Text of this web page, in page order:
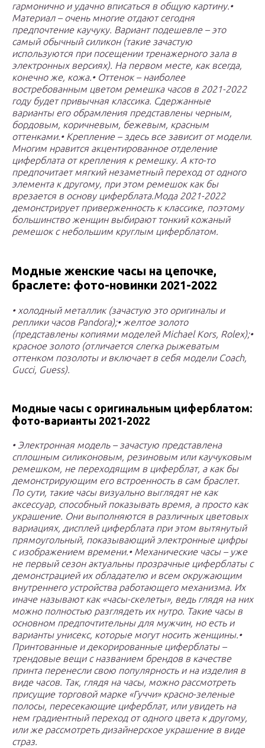
гармонично и удачно вписаться в общую картину.•
Материал – очень многие отдают сегодня
предпочтение каучуку. Вариант подешевле – это
самый обычный силикон (такие зачастую
используются при посещении тренажерного зала в
электронных версиях). На первом месте, как всегда,
конечно же, кожа.• Оттенок – наиболее
востребованным цветом ремешка часов в 2021-2022
году будет привычная классика. Сдержанные
варианты его обрамления представлены черным,
бордовым, коричневым, бежевым, красным
оттенками.• Крепление – здесь все зависит от модели.
Многим нравится акцентированное отделение
циферблата от крепления к ремешку. А кто-то
предпочитает мягкий незаметный переход от одного
элемента к другому, при этом ремешок как бы
врезается в основу циферблата.Мода 2021-2022
демонстрирует приверженность к классике, поэтому
большинство женщин выбирают тонкий кожаный
ремешок с небольшим круглым циферблатом.
Модные женские часы на цепочке,
браслете: фото-новинки 2021-2022
• холодный металлик (зачастую это оригиналы и
реплики часов Pandora);• желтое золото
(представлены копиями моделей Michael Kors, Rolex);•
красное золото (отличается слегка рыжеватым
оттенком позолоты и включает в себя модели Coach,
Gucci, Guess).
Модные часы с оригинальным циферблатом:
фото-варианты 2021-2022
• Электронная модель – зачастую представлена
сплошным силиконовым, резиновым или каучуковым
ремешком, не переходящим в циферблат, а как бы
демонстрирующим его встроенность в сам браслет.
По сути, такие часы визуально выглядят не как
аксессуар, способный показывать время, а просто как
украшение. Они выполняются в различных цветовых
вариациях, дисплей циферблата при этом вытянутый
прямоугольный, показывающий электронные цифры
с изображением времени.• Механические часы – уже
не первый сезон актуальны прозрачные циферблаты с
демонстрацией их обладателю и всем окружающим
внутреннего устройства работающего механизма. Их
иначе называют как «часы-скелеты», ведь глядя на них
можно полностью разглядеть их нутро. Такие часы в
основном предпочтительны для мужчин, но есть и
варианты унисекс, которые могут носить женщины.•
Принтованные и декорированные циферблаты –
трендовые вещи с названием брендов в качестве
принта перенесли свою популярность и на изделия в
виде часов. Так, глядя на часы, можно рассмотреть
присущие торговой марке «Гуччи» красно-зеленые
полосы, пересекающие циферблат, или увидеть на
нем градиентный переход от одного цвета к другому,
или же рассмотреть дизайнерское украшение в виде
страз.